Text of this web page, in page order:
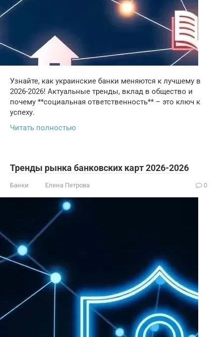
Узнайте, как украинские банки меняются к лучшему в
2026-2026! Актуальные тренды, вклад в общество и
почему **социальная ответственность** – это ключ к
успеху.
Читать полностью
Тренды рынка банковских карт 2026-2026
Банки Елена Петрова 0